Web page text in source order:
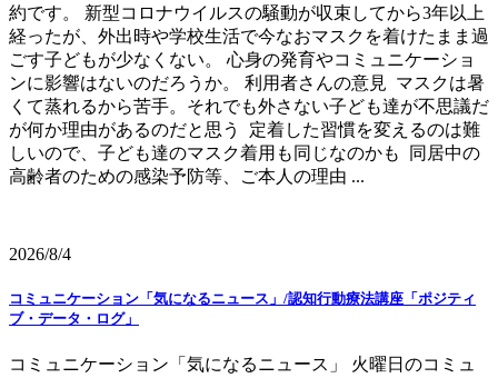
約です。 新型コロナウイルスの騒動が収束してから3年以上
経ったが、外出時や学校生活で今なおマスクを着けたまま過
ごす子どもが少なくない。 心身の発育やコミュニケーショ
ンに影響はないのだろうか。 利用者さんの意見 マスクは暑
くて蒸れるから苦手。それでも外さない子ども達が不思議だ
が何か理由があるのだと思う 定着した習慣を変えるのは難
しいので、子ども達のマスク着用も同じなのかも 同居中の
高齢者のための感染予防等、ご本人の理由 ...
2026/8/4
コミュニケーション「気になるニュース」/認知行動療法講座「ポジティ
ブ・データ・ログ」
コミュニケーション「気になるニュース」 火曜日のコミュ